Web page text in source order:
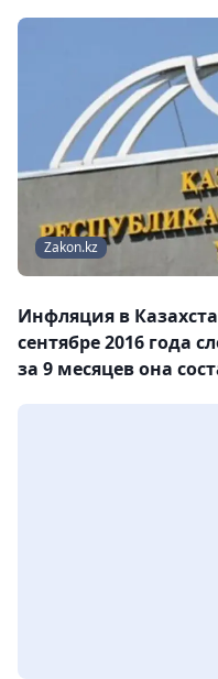
Zakon.kz
Инфляция в
сентябре 2016 года
за 9 месяцев она